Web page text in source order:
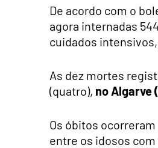
De acordo com o
agora internadas
cuidados
As dez mortes
(quatro), no Algarve
Os óbitos ocorreram
entre os idosos com